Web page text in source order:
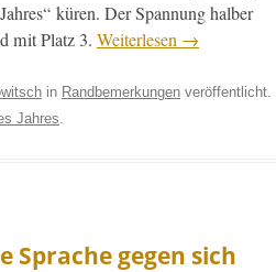
küren. Der Span­nung hal­ber
mit Platz 3. Weit­er­lesen →
in Randbemerkungen veröffentlicht.
Jahres.
Sprache gegen sich